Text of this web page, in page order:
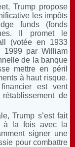
Trump propose
les impôts
funds (fonds
Il promet le
(votée en 1933
1999 par William
de la banque
mettre en péril
à haut risque.
financier est vent
de
Trump s’est fait
à la fois avec la
signer une
pour combattre